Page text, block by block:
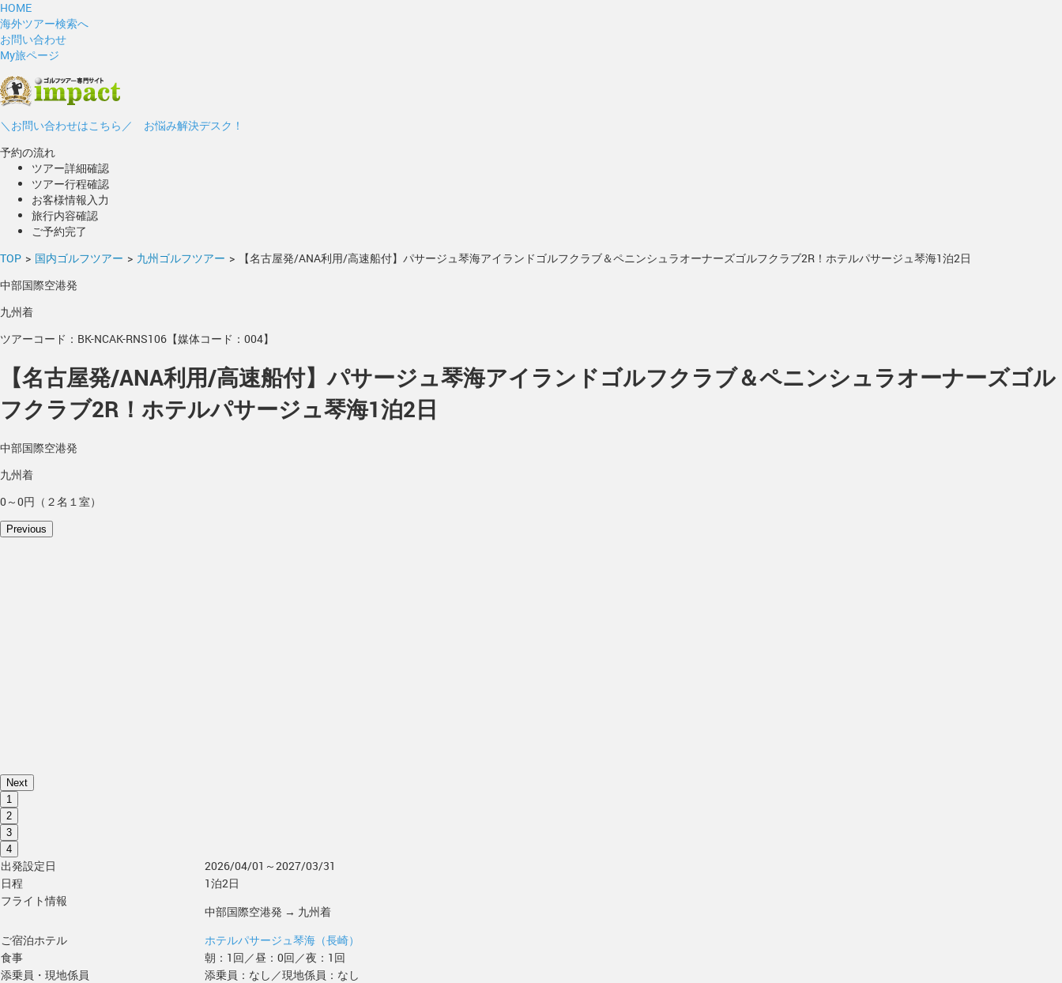
HOME
海外ツアー検索へ
お問い合わせ
My旅ページ
＼お問い合わせはこちら／ お悩み解決デスク！
予約の流れ
ツアー詳細確認
ツアー行程確認
お客様情報入力
旅行内容確認
ご予約完了
TOP > 国内ゴルフツアー > 九州ゴルフツアー >
【名古屋発/ANA利用/高速船付】パサージュ琴海アイランドゴルフクラブ＆ペニンシュラオーナーズゴルフクラブ2R！ホテルパサージュ琴海1泊2日
中部国際空港発
九州着
ツアーコード：BK-NCAK-RNS106【媒体コード：004】
【名古屋発/ANA利用/高速船付】パサージュ琴海アイランドゴルフクラブ＆ペニンシュラオーナーズゴル
フクラブ2R！ホテルパサージュ琴海1泊2日
中部国際空港発
九州着
0～0円（２名１室）
Previous
Next
1
2
3
4
出発設定日
2026/04/01～2027/03/31
日程
1泊2日
フライト情報
中部国際空港発 → 九州着
ご宿泊ホテル
ホテルパサージュ琴海（長崎）
食事
朝：1回／昼：0回／夜：1回
添乗員・現地係員
添乗員：なし／現地係員：なし